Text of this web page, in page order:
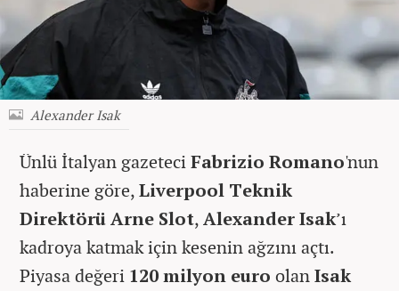
Alexander Isak
Ünlü İtalyan gazeteciFabrizio Romano'nun
haberine göre,Liverpool Teknik
Direktörü Arne Slot,Alexander Isak’ı
kadroya katmak için kesenin ağzını açtı.
Piyasa değeri 120 milyon euro olanIsak